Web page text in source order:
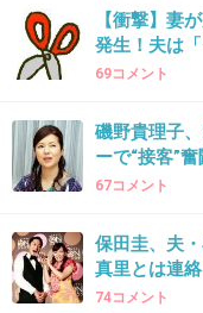
ね…。
気の毒だ。
めちゃイケ、や
さすがフジクオリ
【衝撃】妻
発生！夫は
69コメント
磯野貴理子
ーで“接客”奮
67コメント
保田圭、夫
真里とは連
74コメント